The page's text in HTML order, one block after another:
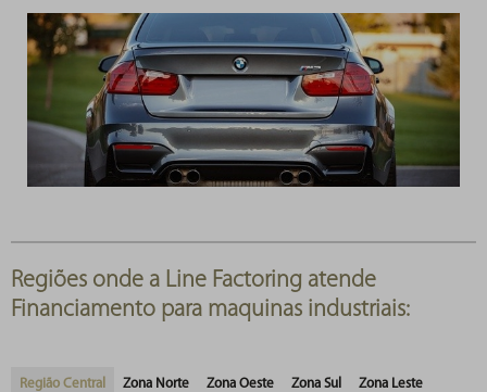
Regiões onde a Line Factoring atende
Financiamento para maquinas industriais:
Região Central Zona Norte Zona Oeste Zona Sul Zona Leste